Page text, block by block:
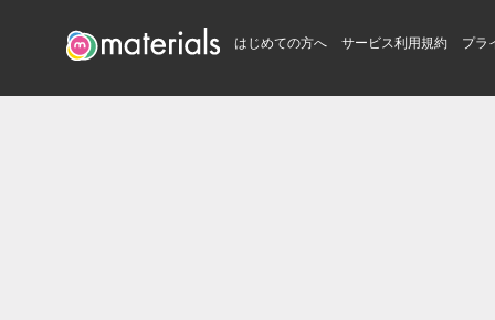
はじめての方へ サービス利用規約 プラ